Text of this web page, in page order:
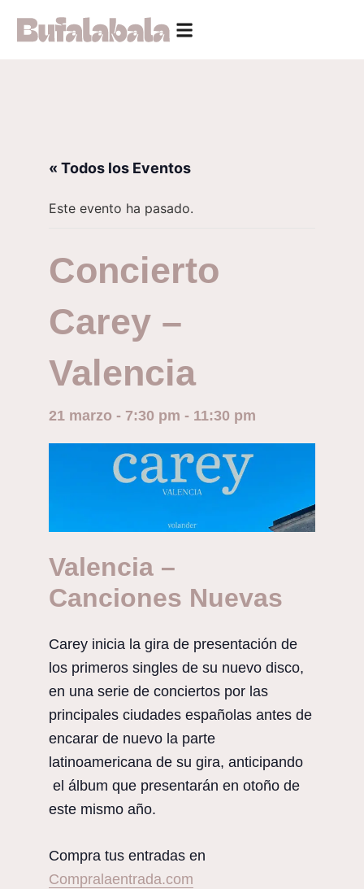
« Todos los Eventos
Este evento ha pasado.
Concierto
Carey –
Valencia
21 marzo - 7:30 pm - 11:30 pm
Valencia –
Canciones Nuevas
Carey inicia la gira de presentación de
los primeros singles de su nuevo disco,
en una serie de conciertos por las
principales ciudades españolas antes de
encarar de nuevo la parte
latinoamericana de su gira, anticipando
el álbum que presentarán en otoño de
este mismo año.
Compra tus entradas en
Compralaentrada.com